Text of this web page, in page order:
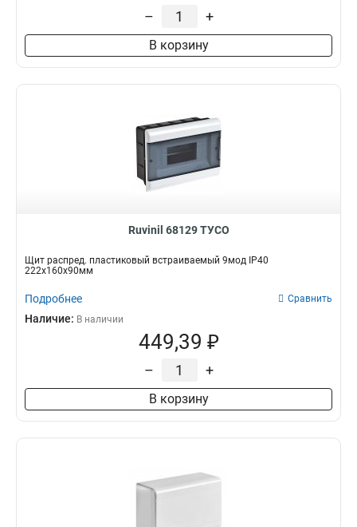
– +
В корзину
Ruvinil 68129 ТУСО
Щит распред. пластиковый встраиваемый 9мод IP40
222х160х90мм
Подробнее Сравнить
Наличие: В наличии
449,39 ₽
– +
В корзину